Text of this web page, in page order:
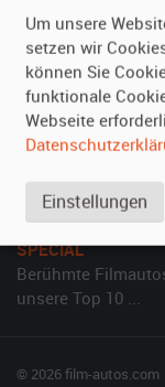
Vermieten
Oldtimer anmelden
Fotos senden
Inserat verwalten
SPECIAL
Berühmte
unsere Top 10 ...
© 2026 film-autos.com
Um unsere
setzen wir
können Sie
funktionale
Webseite
Einstellungen